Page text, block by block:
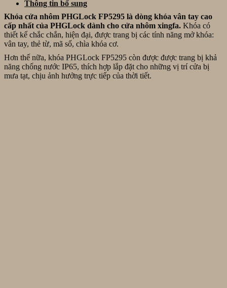
5HBS
tại
Hội
Đà
Nẵng
vân
tay
Yale
YDD
tại
Ngũ
Hành
Thông tin bổ sung
Khóa cửa nhôm PHGLock FP5295 là dòng khóa vân tay cao
cấp nhất của PHGLock dành cho cửa nhôm xingfa. Khóa có
thiết kế chắc chắn, hiện đại, được trang bị các tính năng mở khóa:
vân tay, thẻ từ, mã số, chìa khóa cơ.
Hơn thế nữa, khóa PHGLock FP5295 còn được được trang bị khả
năng chống nước IP65, thích hợp lắp đặt cho những vị trí cửa bị
mưa tạt, chịu ảnh hưởng trực tiếp của thời tiết.